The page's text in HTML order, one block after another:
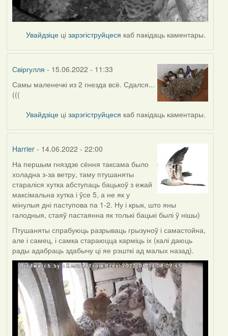
Увайдзіце цізарэгіструйцеся каб пакідаць каментары.
Свіргулля - 15.06.2022 - 11:33
Самы маленечкі из 2 гнезда всё. Сдался...
(((
Увайдзіце цізарэгіструйцеся каб пакідаць каментары.
Harrier- 14.06.2022 - 22:00
На першым гняздзе сёння таксама было
холадна з-за ветру, таму птушаняты
стараліся хутка абступаць бацькоў з ежай
максімальна хутка і ўсе 5, а не як у
мінулыя дні паступова па 1-2. Ну і крык, што яны
галодныя, стаяў пастаянна як толькі бацькі былі ў нішы)
Птушаняты спрабуюць разрываць грызуноў і самастойна,
але і самец, і самка стараюцца карміць іх (калі даюць
рады адабраць здабычу ці яе рэшткі ад малых назад).